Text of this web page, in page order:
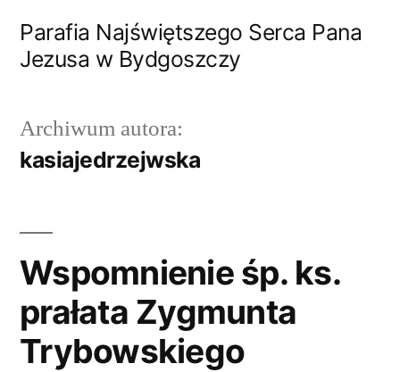
Parafia Najświętszego Serca Pana
Jezusa w Bydgoszczy
Archiwum autora:
kasiajedrzejwska
Wspomnienie śp. ks.
prałata Zygmunta
Trybowskiego